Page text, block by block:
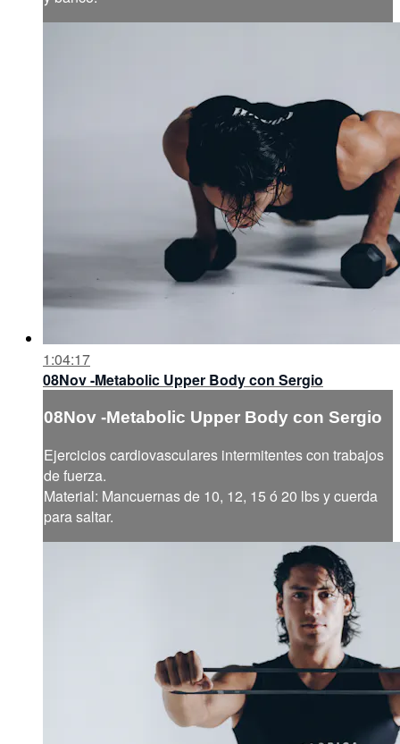
1:04:17
08Nov -Metabolic Upper Body con Sergio
08Nov -Metabolic Upper Body con Sergio
Ejercicios cardiovasculares intermitentes con trabajos
de fuerza.
Material: Mancuernas de 10, 12, 15 ó 20 lbs y cuerda
para saltar.